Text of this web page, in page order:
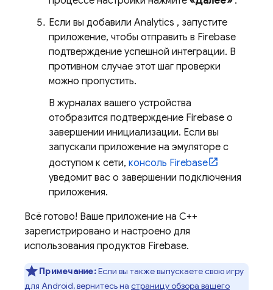
Если вы добавили Analytics , запустите
приложение, чтобы отправить в Firebase
подтверждение успешной интеграции. В
противном случае этот шаг проверки
можно пропустить.
В журналах вашего устройства
отобразится подтверждение Firebase о
завершении инициализации. Если вы
запускали приложение на эмуляторе с
доступом к сети, консоль Firebase
уведомит вас о завершении подключения
приложения.
Всё готово! Ваше приложение на C++
зарегистрировано и настроено для
использования продуктов Firebase.
Примечание:Если вы также выпускаете свою игру
для Android, вернитесь на страницу обзора вашего